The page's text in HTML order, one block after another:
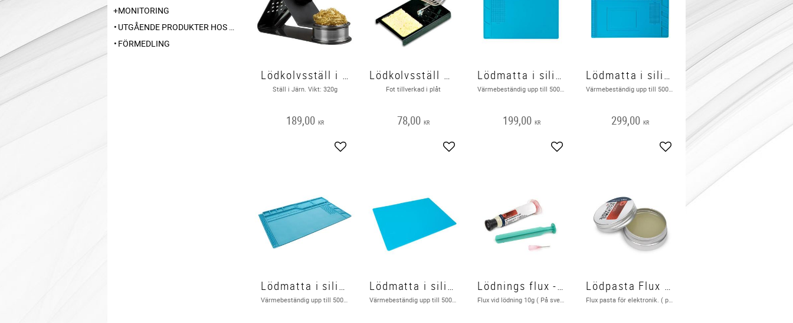
Lödkolvsställ i Järn
Ställ i Järn. Vikt: 320g
189,00 KR
Add to favorites
Lödkolvsställ med svamp
Fot tillverkad i plåt​
78,00 KR
Add to favorites
Lödmatta i silicon 350 x 250 mm
199,00 KR
Add to favorites
Lödmatta i silicon 450 x 300 mm
299,00 KR
Add to favorites
Lödmatta i silicon 550 x 350 mm Lödmatta i silicon 700 x 450 mm
Värmebeständig upp till 500 ° C . 5 Silikonlödmatta, 700 x 450 mm, blå ren och ESD-säker arbetsmiljö för lödning.
Lödnings flux - 10 g Lödpasta Flux 30g
MONITORING
UTGÅENDE PRODUKTER HOS LEVERANTÖR
FÖRMEDLING